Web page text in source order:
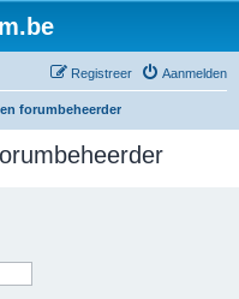
Aanmelden
Registreer
forumbeheerder